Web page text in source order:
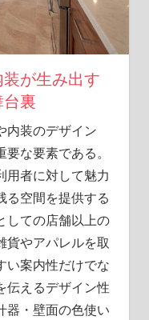
が生み出す
裏
内装のデザイン
な要素である。
用者に対して魅力
る空間を提供する
しての店舗以上の
貨やアパレルを取
い案内性だけでな
伝えるデザイン性
器・壁面の色使い